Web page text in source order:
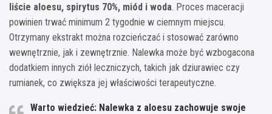
liście aloesu, spirytus 70%, miód i woda. Proces maceracji
powinien trwać minimum 2 tygodnie w ciemnym miejscu.
Otrzymany ekstrakt można rozcieńczać i stosować zarówno
wewnętrznie, jak i zewnętrznie. Nalewka może być wzbogacona
dodatkiem innych ziół leczniczych, takich jak dziurawiec czy
rumianek, co zwiększa jej właściwości terapeutyczne.
Warto wiedzieć: Nalewka z aloesu zachowuje swoje